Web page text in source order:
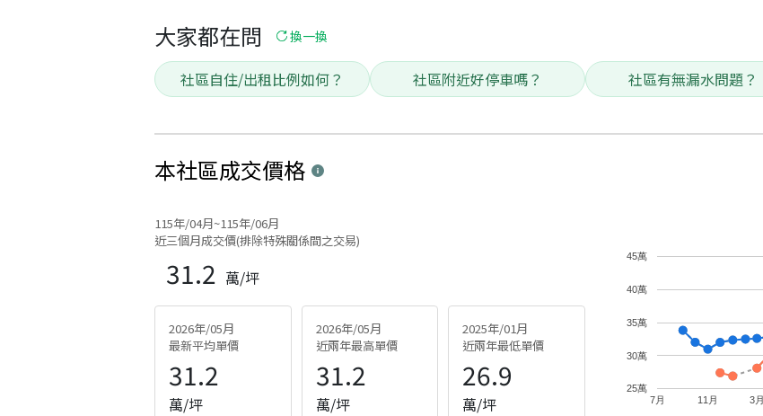
大家都在問 換一換
社區自住/出租比例如何？ 社區附近好停車嗎？ 社區有無漏水問題？
本社區成交價格
115年/04月~115年/06月
近三個月成交價(排除特殊關係間之交易)
31.2 萬/坪
2026年/05月
最新平均單價
31.2
萬/坪
2026年/05月
近兩年最高單價
31.2
萬/坪
2025年/01月
近兩年最低單價
26.9
萬/坪 7月 11月 3月
25萬
30萬
35萬
40萬
45萬